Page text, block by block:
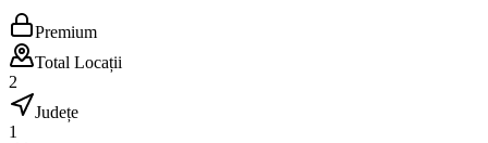
Premium
Total Locații
2
Județe
1